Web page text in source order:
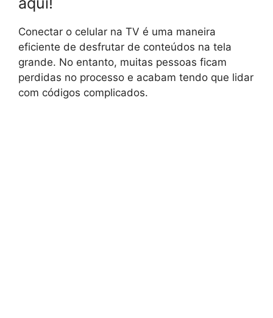
Conectar o celular na TV é uma maneira
eficiente de desfrutar de conteúdos na tela
grande. No entanto, muitas pessoas ficam
perdidas no processo e acabam tendo que lidar
com códigos complicados.